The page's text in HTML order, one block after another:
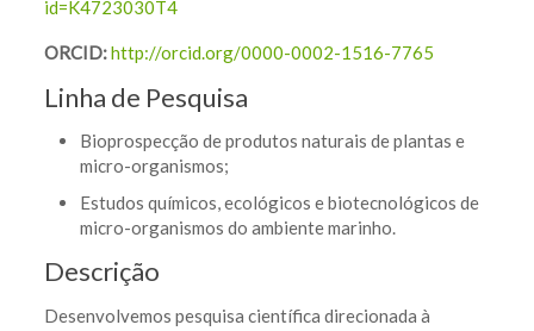
id=K4723030T4
ORCID:http://orcid.org/0000-0002-1516-7765
Linha de Pesquisa
Bioprospecção de produtos naturais de plantas e
micro-organismos;
Estudos químicos, ecológicos e biotecnológicos de
micro-organismos do ambiente marinho.
Descrição
Desenvolvemos pesquisa científica direcionada à